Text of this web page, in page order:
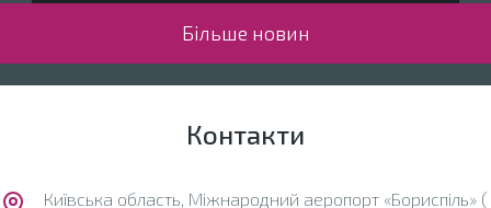
Більше новин
Контакти
Київська область, Міжнародний аеропорт «Бориспіль» (